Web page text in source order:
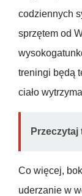
codziennych
sprzętem od
treningi będą
ciało
Przeczytaj
Co więcej,
uderzanie w